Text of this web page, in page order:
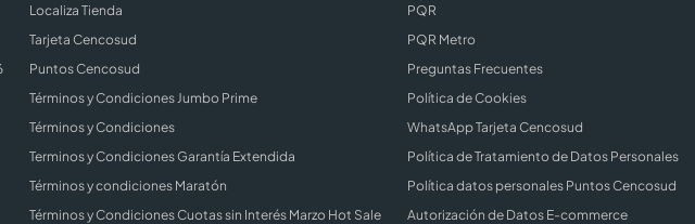
Localiza Tienda
Tarjeta Cencosud
Puntos Cencosud
Términos y Condiciones Jumbo Prime
Términos y Condiciones
Terminos y Condiciones Garantía Extendida
Términos y condiciones Maratón
Términos y Condiciones Cuotas sin Interés Marzo Hot Sale
PQR
PQR Metro
Preguntas Frecuentes
Política de Cookies
WhatsApp Tarjeta Cencosud
Política de Tratamiento de Datos Personales
Política datos personales Puntos Cencosud
Autorización de Datos E-commerce